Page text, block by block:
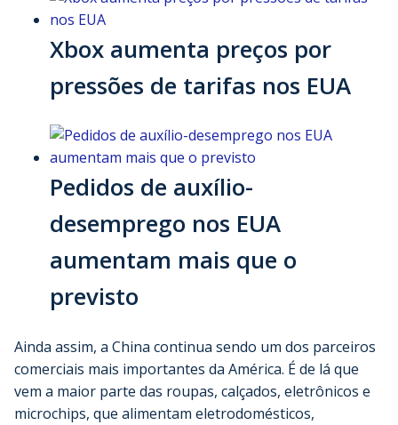
Xbox aumenta preços por
pressões de tarifas nos EUA
Pedidos de auxílio-
desemprego nos EUA
aumentam mais que o
previsto
Ainda assim, a China continua sendo um dos parceiros
comerciais mais importantes da América. É de lá que
vem a maior parte das roupas, calçados, eletrônicos e
microchips, que alimentam eletrodomésticos,